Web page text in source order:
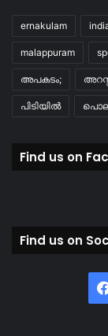
ernakulam
malappuram
അപകടം;
പിടിയിൽ
Find us on
Find us on